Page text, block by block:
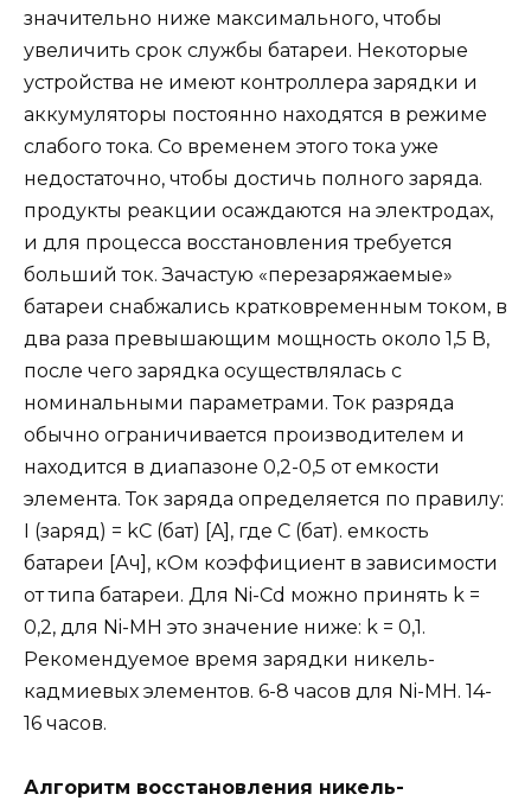
значительно ниже максимального, чтобы
увеличить срок службы батареи. Некоторые
устройства не имеют контроллера зарядки и
аккумуляторы постоянно находятся в режиме
слабого тока. Со временем этого тока уже
недостаточно, чтобы достичь полного заряда.
продукты реакции осаждаются на электродах,
и для процесса восстановления требуется
больший ток. Зачастую «перезаряжаемые»
батареи снабжались кратковременным током, в
два раза превышающим мощность около 1,5 В,
после чего зарядка осуществлялась с
номинальными параметрами. Ток разряда
обычно ограничивается производителем и
находится в диапазоне 0,2-0,5 от емкости
элемента. Ток заряда определяется по правилу:
I (заряд) = kC (бат) [A], где C (бат). емкость
батареи [Ач], кОм коэффициент в зависимости
от типа батареи. Для Ni-Cd можно принять k =
0,2, для Ni-MH это значение ниже: k = 0,1.
Рекомендуемое время зарядки никель-
кадмиевых элементов. 6-8 часов для Ni-MH. 14-
16 часов.
Алгоритм восстановления никель-